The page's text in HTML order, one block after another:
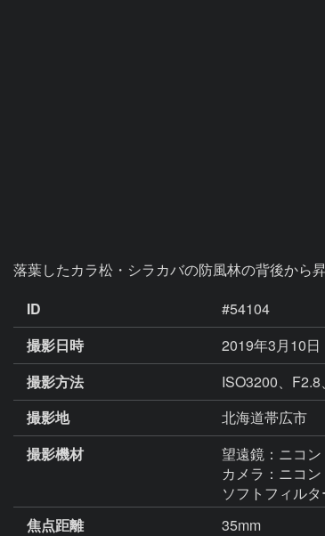
落葉したカラ松・シラカバの防風林の背後から
ID
#54104
撮影日時
2019年3月10
撮影方法
ISO3200、
撮影地
北海道帯広市
撮影機材
望遠鏡：ニコン
カメラ：ニコン
ソフトフィルタ
焦点距離
35mm